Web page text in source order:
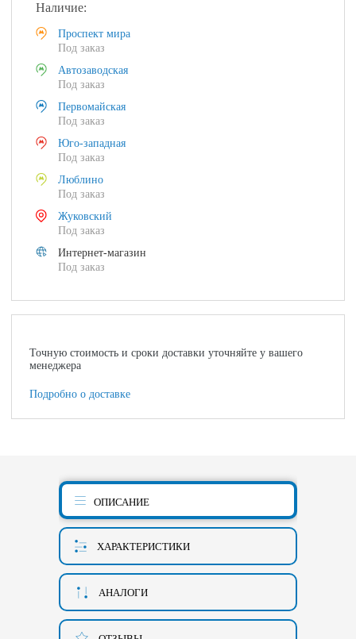
Наличие:
Проспект мира
Под заказ
Автозаводская
Под заказ
Первомайская
Под заказ
Юго-западная
Под заказ
Люблино
Под заказ
Жуковский
Под заказ
Интернет-магазин
Под заказ
Точную стоимость и сроки доставки уточняйте у вашего
менеджера
Подробно о доставке
ОПИСАНИЕ
ХАРАКТЕРИСТИКИ
АНАЛОГИ